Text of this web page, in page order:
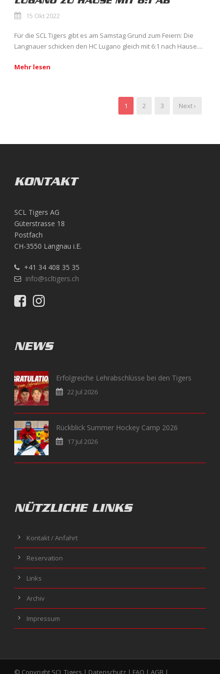
15 Okt 2022
Für die SCL Tigers gibt es am Samstag Grund zum Feiern: Die
Langnauer schicken den HC Lugano gleich mit 6:1 nach Hause....
Mehr lesen
1 2 3 Next ›
KONTAKT
SCL Tigers AG
Güterstrasse 18
Postfach
CH-3550 Langnau i.E.
+41 34 408 35 35
info@scltigers.ch
NEWS
Erfolgreiche Lehrabschlüsse bei den Tigers
22 Jul 2026
Rückblick Summer Hockey Camp 2026
17 Jul 2026
NÜTZLICHE LINKS
Kontakt / Anfahrt
Reservation
Links
Archiv
Impressum
© Copyright SCL Tigers | Datenschutz | FAQ | AGB |